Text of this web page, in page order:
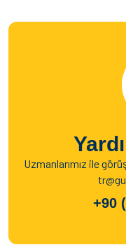
Uzmanlarımız ile
+90